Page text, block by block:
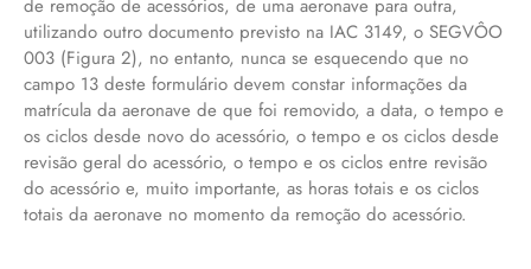
de remoção de acessórios, de uma aeronave para outra,
utilizando outro documento previsto na IAC 3149, o SEGVÔO
003 (Figura 2), no entanto, nunca se esquecendo que no
campo 13 deste formulário devem constar informações da
matrícula da aeronave de que foi removido, a data, o tempo e
os ciclos desde novo do acessório, o tempo e os ciclos desde
revisão geral do acessório, o tempo e os ciclos entre revisão
do acessório e, muito importante, as horas totais e os ciclos
totais da aeronave no momento da remoção do acessório.